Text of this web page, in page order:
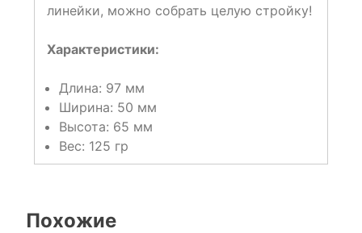
линейки, можно собрать целую стройку!
Характеристики:
Длина: 97 мм
Ширина: 50 мм
Высота: 65 мм
Вес: 125 гр
Похожие